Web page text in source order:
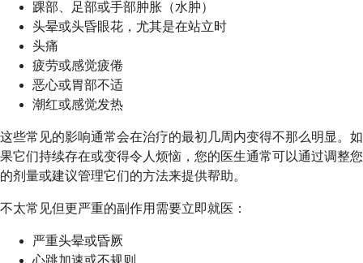
踝部、足部或手部肿胀（水肿）
头晕或头昏眼花，尤其是在站立时
头痛
疲劳或感觉疲倦
恶心或胃部不适
潮红或感觉发热
这些常见的影响通常会在治疗的最初几周内变得不那么明显。如
果它们持续存在或变得令人烦恼，您的医生通常可以通过调整您
的剂量或建议管理它们的方法来提供帮助。
不太常见但更严重的副作用需要立即就医：
严重头晕或昏厥
心跳加速或不规则